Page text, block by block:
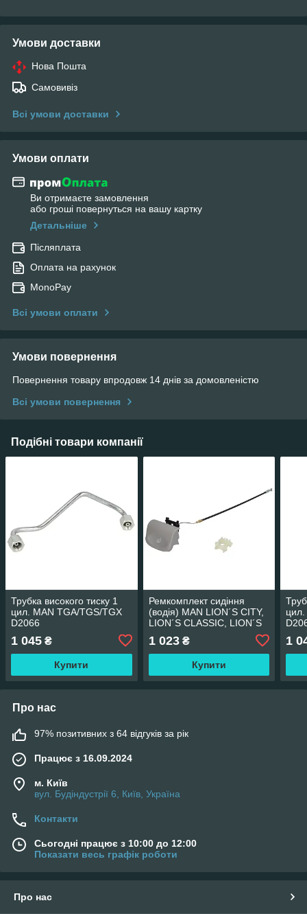
Умови доставки
Нова Пошта
Самовивіз
Всі умови доставки
Умови оплати
Ви отримаєте замовлення
або гроші повернуться на вашу картку
Детальніше
Післяплата
Оплата на рахунок
MonoPay
Всі умови оплати
Умови повернення
Повернення товару впродовж 14 днів за домовленістю
Всі умови повернення
Подібні товари компанії
Трубка високого тиску 1
цил. MAN TGA/TGS/TGX
D2066
1 045 ₴
Купити
Ремкомплект сидіння
(водія) MAN LION´S CITY,
LION´S CLASSIC, LION´S
TGA, TGL I, TGM I, TGS I,
TGX AKUSAN
1 023₴
Купити
1
Про нас
97% позитивних з 64 відгуків за рік
Працює з 16.09.2024
м. Київ
вул. Будіндустрії 6, Київ, Україна
Контакти
Сьогодні працює з 10:00 до 12:00
Показати весь графік роботи
Про нас